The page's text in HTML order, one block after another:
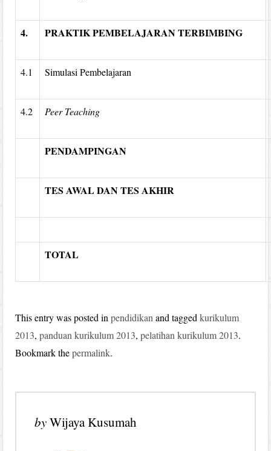
4. PRAKTIK PEMBELAJARAN TERBIMBING
4.1 Simulasi Pembelajaran
4.2 Peer Teaching
PENDAMPINGAN
TES AWAL DAN TES AKHIR
TOTAL
This entry was posted inpendidikan and taggedkurikulum
2013,panduan kurikulum 2013,pelatihan kurikulum 2013.
Bookmark thepermalink.
byWijaya Kusumah